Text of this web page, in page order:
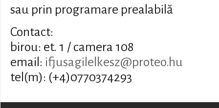
sau prin programare prealabilă
Contact:
birou: et. 1 / camera 108
email: ifjusagilelkesz@proteo.hu
tel(m): (+4)0770374293